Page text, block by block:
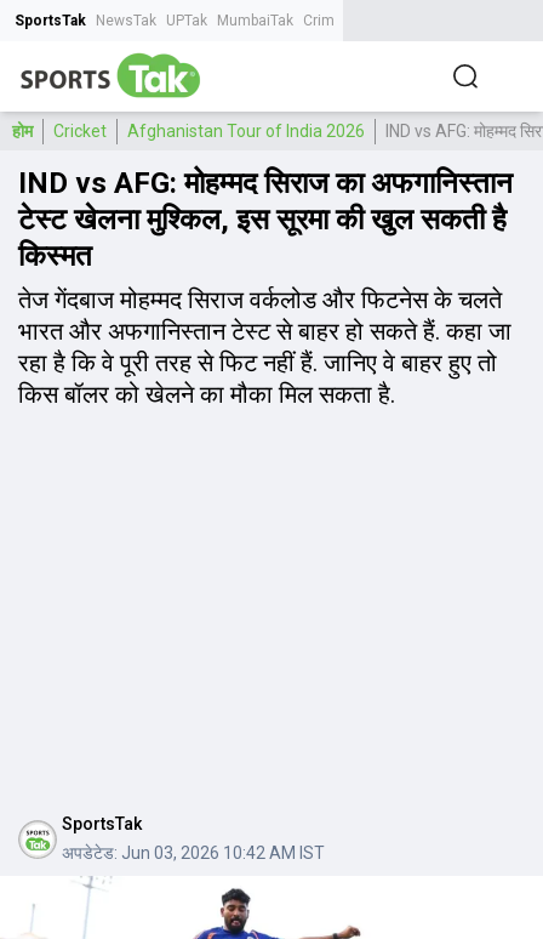
SportsTak NewsTak UPTak MumbaiTak CrimeTak
होम Cricket Afghanistan Tour of India 2026 IND vs AFG: मोहम्मद
IND vs AFG: मोहम्मद सिराज का अफगानिस्तान
टेस्ट खेलना मुश्किल, इस सूरमा की खुल सकती है
किस्मत
तेज गेंदबाज मोहम्मद सिराज वर्कलोड और फिटनेस के चलते
भारत और अफगानिस्तान टेस्ट से बाहर हो सकते हैं. कहा जा
रहा है कि वे पूरी तरह से फिट नहीं हैं. जानिए वे बाहर हुए तो
किस बॉलर को खेलने का मौका मिल सकता है.
SportsTak
अपडेटेड: Jun 03, 2026 10:42 AM IST